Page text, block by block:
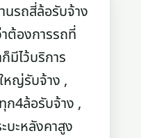
รถสี่ล้อรับจ้าง
ต้องการรถที่
มีไว้บริการ
หญ่รับจ้าง ,
ก4ล้อรับจ้าง ,
บะหลังคาสูง